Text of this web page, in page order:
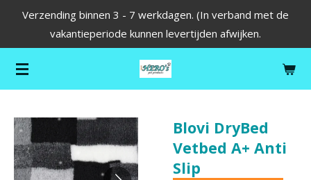
de
hoofdinhoud
Verzending binnen 3 - 7 werkdagen. (In verband met de
vakantieperiode kunnen levertijden afwijken.
Blovi DryBed
Vetbed A+ Anti
Slip